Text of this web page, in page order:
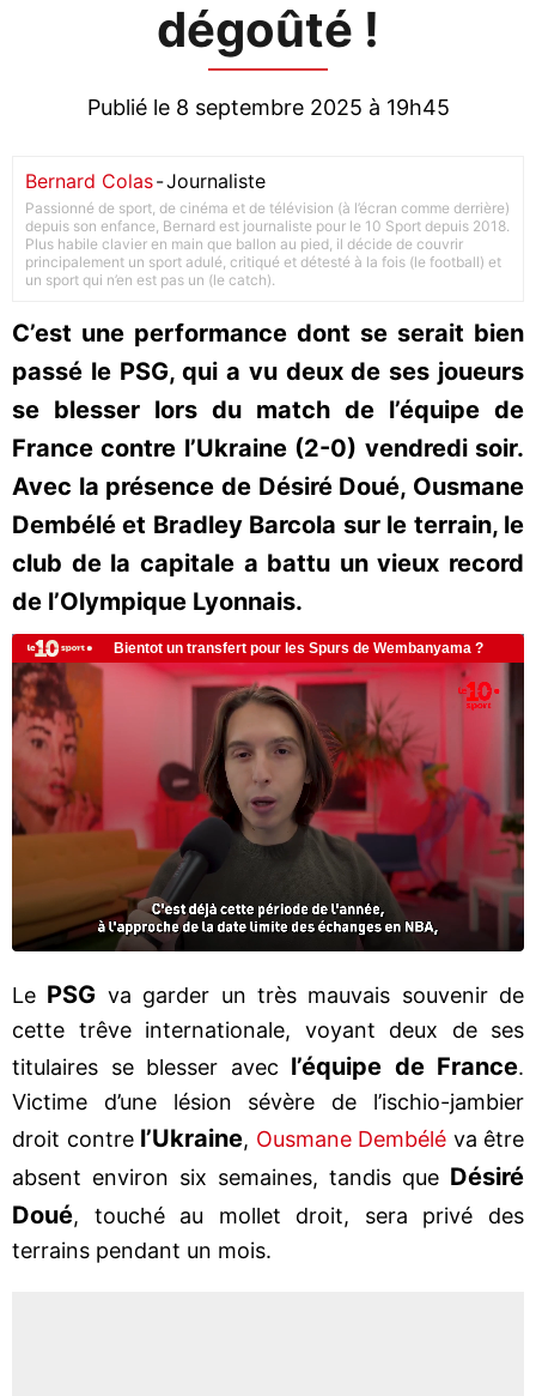
dégoûté !
Publié le 8 septembre 2025 à 19h45
Bernard Colas-Journaliste
Passionné de sport, de cinéma et de télévision (à l’écran comme derrière)
depuis son enfance, Bernard est journaliste pour le 10 Sport depuis 2018.
Plus habile clavier en main que ballon au pied, il décide de couvrir
principalement un sport adulé, critiqué et détesté à la fois (le football) et
un sport qui n’en est pas un (le catch).
C’est une performance dont se serait bien
passé le PSG, qui a vu deux de ses joueurs
se blesser lors du match de l’équipe de
France contre l’Ukraine (2-0) vendredi soir.
Avec la présence de Désiré Doué, Ousmane
Dembélé et Bradley Barcola sur le terrain, le
club de la capitale a battu un vieux record
de l’Olympique Lyonnais.
Le PSG va garder un très mauvais souvenir de
cette trêve internationale, voyant deux de ses
titulaires se blesser avec l’équipe de France.
Victime d’une lésion sévère de l’ischio-jambier
droit contre l’Ukraine, Ousmane Dembélé va être
absent environ six semaines, tandis que Désiré
Doué, touché au mollet droit, sera privé des
terrains pendant un mois.